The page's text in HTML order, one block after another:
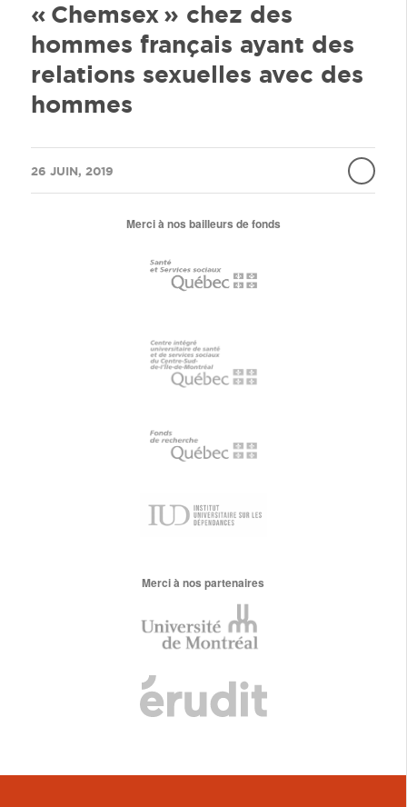
« Chemsex » chez des
hommes français ayant des
relations sexuelles avec des
hommes
26 JUIN, 2019
Merci à nos bailleurs de fonds
Merci à nos partenaires